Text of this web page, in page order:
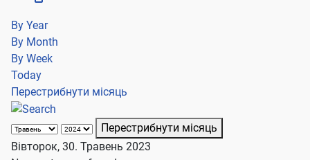
By Year
By Month
By Week
Today
Перестрибнути місяць
Перестрибнути місяць
Вівторок, 30. Травень 2023